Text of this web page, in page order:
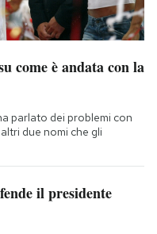
come è andata con la
parlato dei problemi con
due nomi che gli
il presidente